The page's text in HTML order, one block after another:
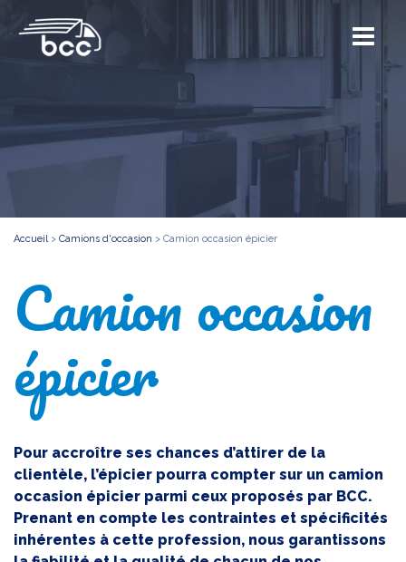
Accueil> Camions d'occasion > Camion occasion épicier
Camion occasion
épicier
Pour accroître ses chances d’attirer de la
clientèle, l’épicier pourra compter sur un camion
occasion épicier parmi ceux proposés par BCC.
Prenant en compte les contraintes et spécificités
inhérentes à cette profession, nous garantissons